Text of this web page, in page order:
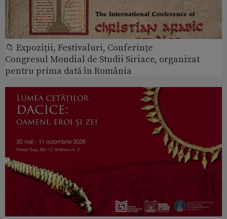
📁 Expoziţii, Festivaluri, Conferințe
Congresul Mondial de Studii Siriace, organizat
pentru prima dată în România